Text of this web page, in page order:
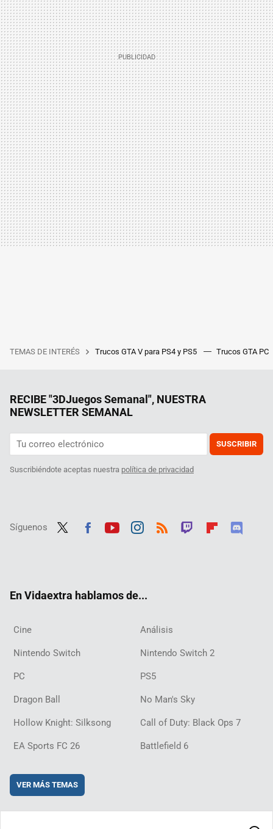
TEMAS DE INTERÉS Trucos GTA V para PS4 y PS5 Trucos GTA PC
RECIBE "3DJuegos Semanal", NUESTRA
NEWSLETTER SEMANAL
SUSCRIBIR
Suscribiéndote aceptas nuestra política de privacidad
Síguenos
En Vidaextra hablamos de...
Cine Análisis
Nintendo Switch Nintendo Switch 2
PC PS5
Dragon Ball No Man's Sky
Hollow Knight: Silksong Call of Duty: Black Ops 7
EA Sports FC 26 Battlefield 6
VER MÁS TEMAS